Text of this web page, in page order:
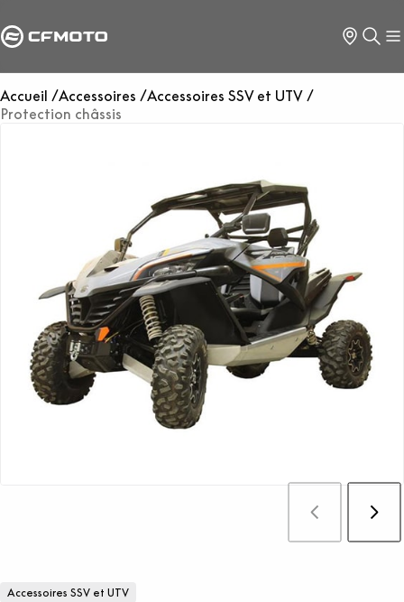
Accueil Accessoires
Accessoires SSV et UTV
Protection châssis
Accessoires SSV et UTV